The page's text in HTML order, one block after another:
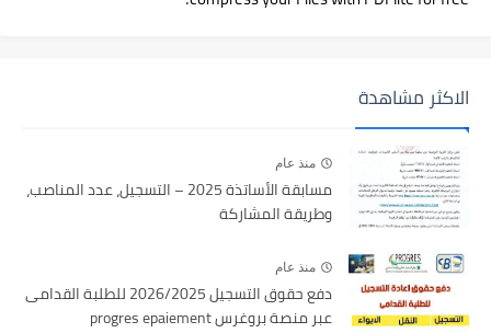
الاكثر مشاهدة
منذ عام
مسابقة الأساتذة 2025 – التسجيل، عدد المناصب،
وطريقة المشاركة
منذ عام
دفع حقوق التسجيل 2026/2025 للطلبة القدامى
عبر منصة بروغرس progres epaiement